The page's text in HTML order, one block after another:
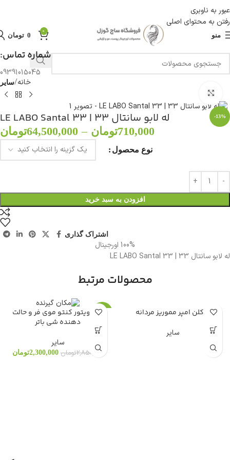
عبور به ناوبری
رفتن به محتوای اصلی
منو
0
0 تومان
شماره تماس:
09391015045
خانه سایر
-13% له لابو سانتال 33 | LE LABO Santal 33
710,000تومان –
64,500,000تومان
نوع محصول
افزودن به سبد خرید
اشتراک گذاری
100% اورجینال
له لابو سانتال 33 | LE LABO Santal 33
محصولات مرتبط
ادکلن امپر مموریز مردانه
سایر
-19%
اکتیویتور کنتو موی فر و حالت
دهنده شی باتر
سایر
2,850,000تومان 2,300,000تومان